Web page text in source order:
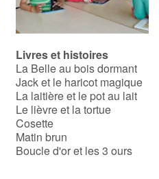
Livres et histoires
La Belle au bois dormant
Jack et le haricot magique
La laitière et le pot au lait
Le lièvre et la tortue
Cosette
Matin brun
Boucle d'or et les 3 ours